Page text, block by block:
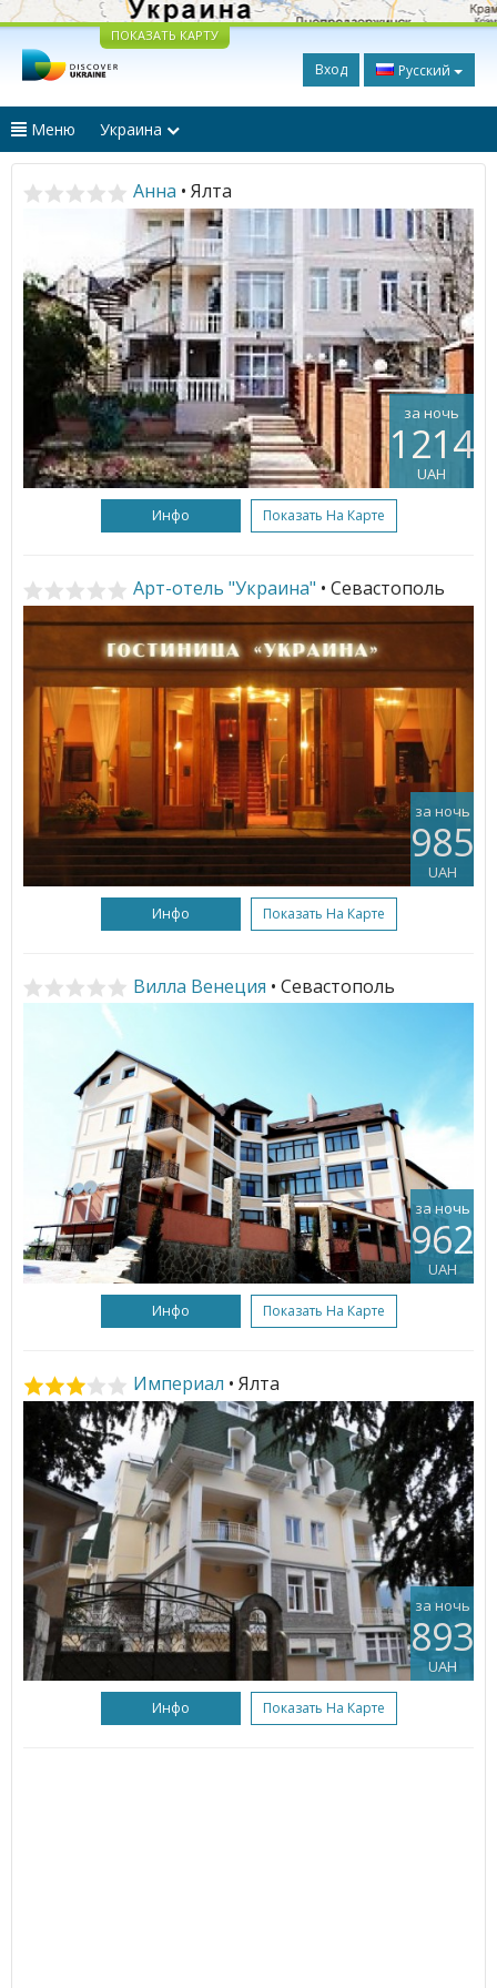
ПОКАЗАТЬ КАРТУ
Вход Русский
Меню Украина
Анна • Ялта
за ночь
1214
UAH
Инфо Показать На Карте
Арт-отель "Украина" • Севастополь
за ночь
985
UAH
Инфо Показать На Карте
Вилла Венеция • Севастополь
за ночь
962
UAH
Инфо Показать На Карте
Империал • Ялта
за ночь
893
UAH
Инфо Показать На Карте